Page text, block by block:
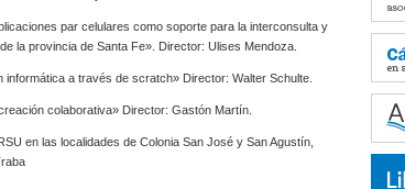
par celulares como soporte para la interconsulta y
la provincia de Santa Fe». Director: Ulises Mendoza.
informática a través de scratch» Director: Walter Schulte.
colaborativa» Director: Gastón Martín.
en las localidades de Colonia San José y San Agustín,